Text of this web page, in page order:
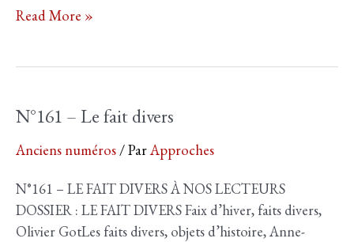
N°163
Read More »
N°161 – Le fait divers
Anciens numéros/ ParApproches
N°161 – LE FAIT DIVERS À NOS LECTEURS
DOSSIER : LE FAIT DIVERS Faix d’hiver, faits divers,
Olivier GotLes faits divers, objets d’histoire, Anne-